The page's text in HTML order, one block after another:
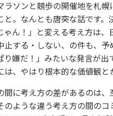
ラソンと競歩の開催地を札幌
。 なんとも唐突な話です。
ん！」 と変える考え方は、
する・しない、の件も、 予
嫌だ！」みたいな発言が出
、やはり根本的な価値観と
に考え方の差があるのは、
のような違う考え方の間の